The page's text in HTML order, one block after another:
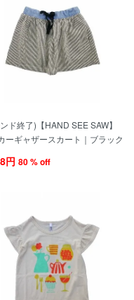
ド終了)【HAND SEE SAW】
ーギャザースカート｜ブラック
円 80 % off